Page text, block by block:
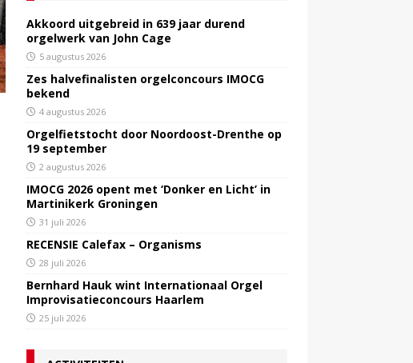
Akkoord uitgebreid in 639 jaar durend
orgelwerk van John Cage
5 augustus 2026
Zes halvefinalisten orgelconcours IMOCG
bekend
4 augustus 2026
Orgelfietstocht door Noordoost-Drenthe op
19 september
2 augustus 2026
IMOCG 2026 opent met ‘Donker en Licht’ in
Martinikerk Groningen
31 juli 2026
RECENSIE Calefax – Organisms
28 juli 2026
Bernhard Hauk wint Internationaal Orgel
Improvisatieconcours Haarlem
25 juli 2026